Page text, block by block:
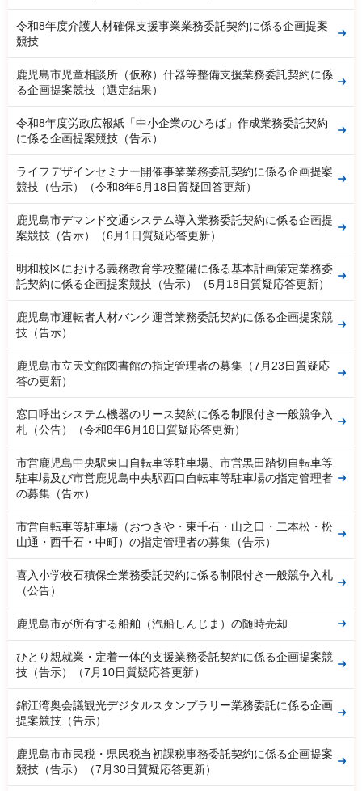
令和8年度介護人材確保支援事業業務委託契約に係る企画提案
競技
鹿児島市児童相談所（仮称）什器等整備支援業務委託契約に係
る企画提案競技（選定結果）
令和8年度労政広報紙「中小企業のひろば」作成業務委託契約
に係る企画提案競技（告示）
ライフデザインセミナー開催事業業務委託契約に係る企画提案
競技（告示）（令和8年6月18日質疑回答更新）
鹿児島市デマンド交通システム導入業務委託契約に係る企画提
案競技（告示）（6月1日質疑応答更新）
明和校区における義務教育学校整備に係る基本計画策定業務委
託契約に係る企画提案競技（告示）（5月18日質疑応答更新）
鹿児島市運転者人材バンク運営業務委託契約に係る企画提案競
技（告示）
鹿児島市立天文館図書館の指定管理者の募集（7月23日質疑応
答の更新）
窓口呼出システム機器のリース契約に係る制限付き一般競争入
札（公告）（令和8年6月18日質疑応答更新）
市営鹿児島中央駅東口自転車等駐車場、市営黒田踏切自転車等
駐車場及び市営鹿児島中央駅西口自転車等駐車場の指定管理者
の募集（告示）
市営自転車等駐車場（おつきや・東千石・山之口・二本松・松
山通・西千石・中町）の指定管理者の募集（告示）
喜入小学校石積保全業務委託契約に係る制限付き一般競争入札
（公告）
鹿児島市が所有する船舶（汽船しんじま）の随時売却
ひとり親就業・定着一体的支援業務委託契約に係る企画提案競
技（告示）（7月10日質疑応答更新）
錦江湾奥会議観光デジタルスタンプラリー業務委託に係る企画
提案競技（告示）
鹿児島市市民税・県民税当初課税事務委託契約に係る企画提案
競技（告示）（7月30日質疑応答更新）